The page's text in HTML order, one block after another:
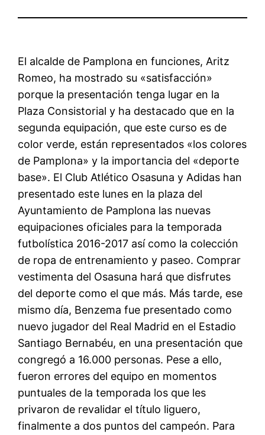
El alcalde de Pamplona en funciones, Aritz
Romeo, ha mostrado su «satisfacción»
porque la presentación tenga lugar en la
Plaza Consistorial y ha destacado que en la
segunda equipación, que este curso es de
color verde, están representados «los colores
de Pamplona» y la importancia del «deporte
base». El Club Atlético Osasuna y Adidas han
presentado este lunes en la plaza del
Ayuntamiento de Pamplona las nuevas
equipaciones oficiales para la temporada
futbolística 2016-2017 así como la colección
de ropa de entrenamiento y paseo. Comprar
vestimenta del Osasuna hará que disfrutes
del deporte como el que más. Más tarde, ese
mismo día, Benzema fue presentado como
nuevo jugador del Real Madrid en el Estadio
Santiago Bernabéu, en una presentación que
congregó a 16.000 personas. Pese a ello,
fueron errores del equipo en momentos
puntuales de la temporada los que les
privaron de revalidar el título liguero,
finalmente a dos puntos del campeón. Para